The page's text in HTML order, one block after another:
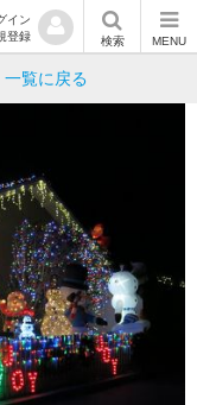
イン
登録
検索 MENU
覧に戻る